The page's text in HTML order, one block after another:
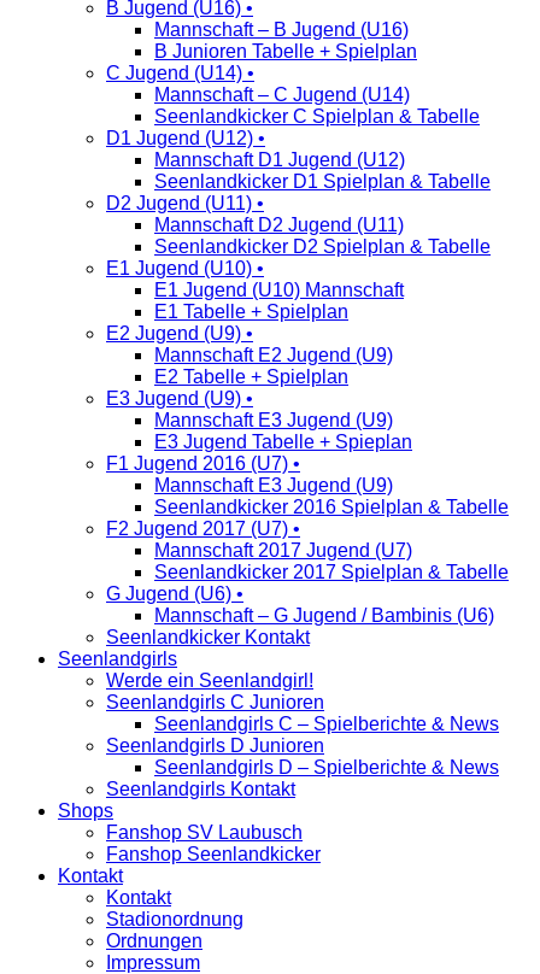
B Jugend (U16) •
Mannschaft – B Jugend (U16)
B Junioren Tabelle + Spielplan
C Jugend (U14) •
Mannschaft – C Jugend (U14)
Seenlandkicker C Spielplan & Tabelle
D1 Jugend (U12) •
Mannschaft D1 Jugend (U12)
Seenlandkicker D1 Spielplan & Tabelle
D2 Jugend (U11) •
Mannschaft D2 Jugend (U11)
Seenlandkicker D2 Spielplan & Tabelle
E1 Jugend (U10) •
E1 Jugend (U10) Mannschaft
E1 Tabelle + Spielplan
E2 Jugend (U9) •
Mannschaft E2 Jugend (U9)
E2 Tabelle + Spielplan
E3 Jugend (U9) •
Mannschaft E3 Jugend (U9)
E3 Jugend Tabelle + Spieplan
F1 Jugend 2016 (U7) •
Mannschaft E3 Jugend (U9)
Seenlandkicker 2016 Spielplan & Tabelle
F2 Jugend 2017 (U7) •
Mannschaft 2017 Jugend (U7)
Seenlandkicker 2017 Spielplan & Tabelle
G Jugend (U6) •
Mannschaft – G Jugend / Bambinis (U6)
Seenlandkicker Kontakt
Seenlandgirls
Werde ein Seenlandgirl!
Seenlandgirls C Junioren
Seenlandgirls C – Spielberichte & News
Seenlandgirls D Junioren
Seenlandgirls D – Spielberichte & News
Seenlandgirls Kontakt
Shops
Fanshop SV Laubusch
Fanshop Seenlandkicker
Kontakt
Kontakt
Stadionordnung
Ordnungen
Impressum